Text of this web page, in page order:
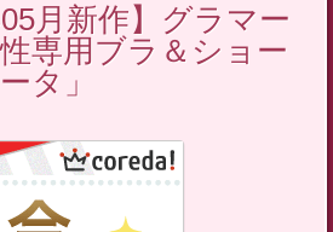
05月新作】グラマー
専用ブラ＆ショー
タ」